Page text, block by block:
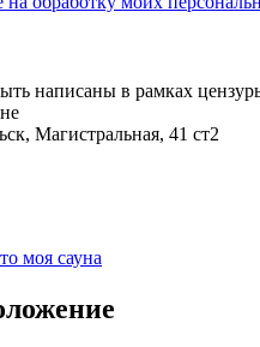
написаны в рамках
Магистральная, 41 ст2
моя сауна